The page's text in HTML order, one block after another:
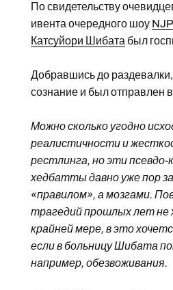
По свидетельству
ивента очередного шоу
Катсуйори Шибата был
Добравшись до
сознание и был отправлен
Можно сколько угодно
реалистичности и
рестлинга, но эти
хедбатты давно уже пор
«правилом», а мозгами.
трагедий прошлых лет не
крайней мере, в это
если в больницу Шибата
например, обезвоживания.